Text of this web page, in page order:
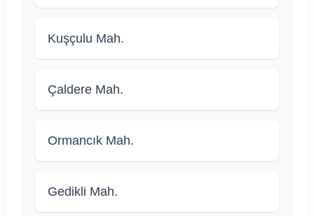
Kuşçulu Mah.
Çaldere Mah.
Ormancık Mah.
Gedikli Mah.